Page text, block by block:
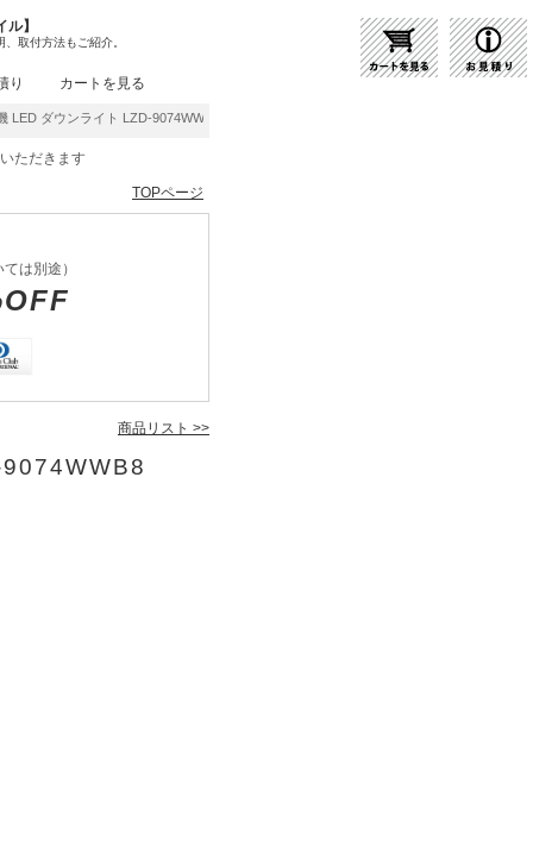
】
取付方法もご紹介。
り カートを見る
ダウンライト LZD-9074WWB8 | 商品紹介 | 照明器具の通販・インテリア照明の通信販売
ただきます
TOPページ
は別途）
商品リスト >>